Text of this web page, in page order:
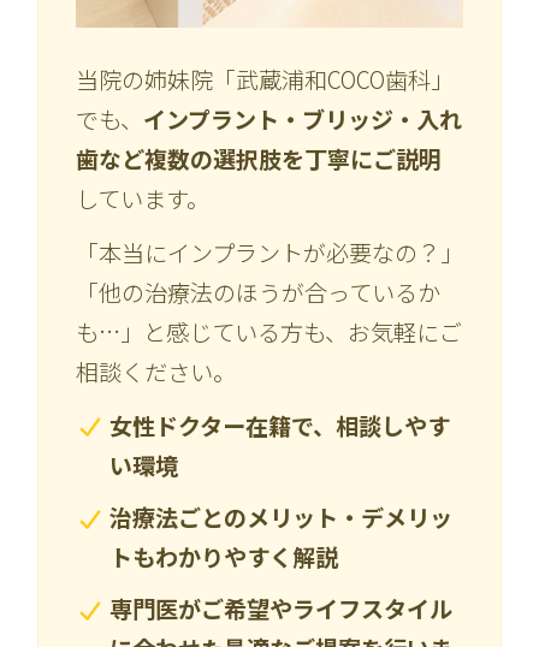
当院の姉妹院「武蔵浦和COCO歯科」
でも、 インプラント・ブリッジ・入れ
歯など複数の選択肢を丁寧にご説明
しています。
「本当にインプラントが必要なの？」
「他の治療法のほうが合っているか
も…」と感じている方も、お気軽にご
相談ください。
女性ドクター在籍で、相談しやす
い環境
治療法ごとのメリット・デメリッ
トもわかりやすく解説
専門医がご希望やライフスタイル